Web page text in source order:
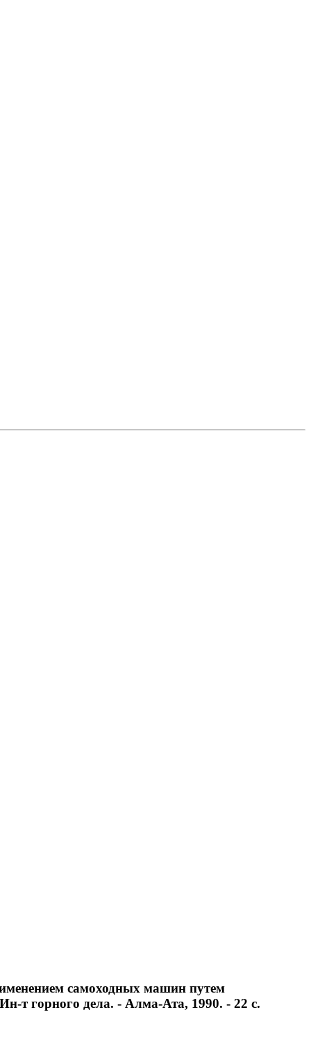
самоходных машин путем
т горного дела. - Алма-Ата, 1990. - 22 с.